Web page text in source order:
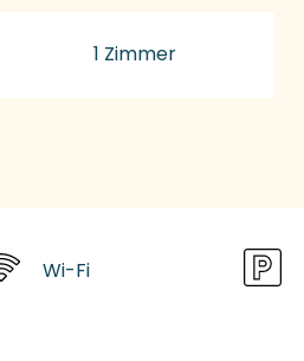
1 Zimmer
Wi-Fi